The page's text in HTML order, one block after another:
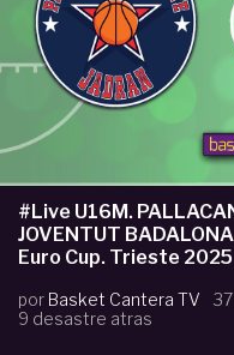
#Live U16M.
JOVENTUT
Euro Cup. Trieste 2025
por Basket Cantera TV
9 desastre atras